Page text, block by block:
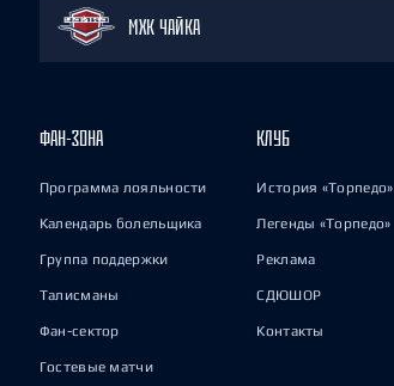
МХК ЧАЙКА
ФАН-ЗОНА
Программа лояльности
Календарь болельщика
Группа поддержки
Талисманы
Фан-сектор
Гостевые матчи
КЛУБ
История «Торпедо»
Легенды «Торпедо»
Реклама
СДЮШОР
Контакты